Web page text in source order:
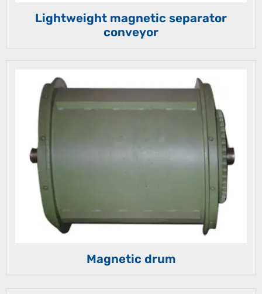
Lightweight magnetic separator
conveyor
Magnetic drum